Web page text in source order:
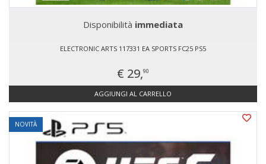
Disponibilità immediata
ELECTRONIC ARTS 117331 EA SPORTS FC25 PS5
€ 29,90
AGGIUNGI AL CARRELLO
NOVITÀ